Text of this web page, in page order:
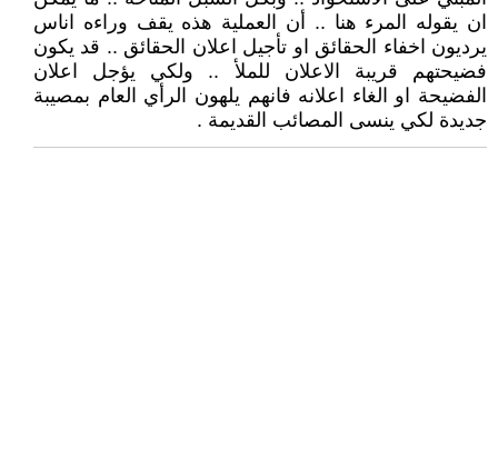
ان يقوله المرء هنا .. أن العملية هذه يقف وراءه اناس
يرديون اخفاء الحقائق او تأجيل اعلان الحقائق .. قد يكون
فضيحتهم قريبة الاعلان للملأ .. ولكي يؤجل اعلان
الفضيحة او الغاء اعلانه فانهم يلهون الرأي العام بمصيبة
جديدة لكي ينسى المصائب القديمة .